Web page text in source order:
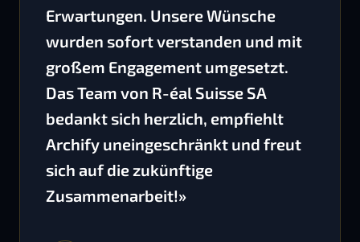
Erwartungen. Unsere Wünsche
wurden sofort verstanden und mit
großem Engagement umgesetzt.
Das Team von R-éal Suisse SA
bedankt sich herzlich, empfiehlt
Archify uneingeschränkt und freut
sich auf die zukünftige
Zusammenarbeit!»